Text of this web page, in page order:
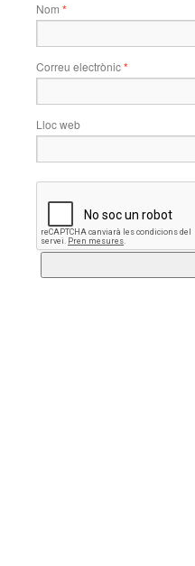
Nom *
Correu electrònic*
Lloc web